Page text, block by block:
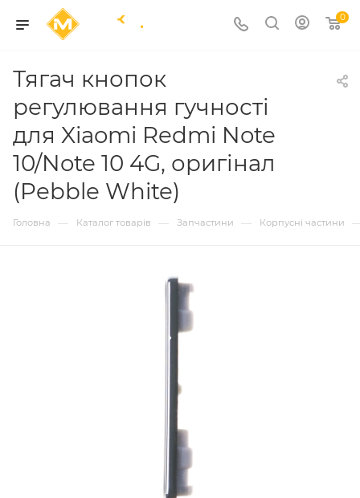
0
Тягач кнопок
регулювання гучності
для Xiaomi Redmi Note
10/Note 10 4G, оригінал
(Pebble White)
Головна — Каталог товарів — Запчастини — Корпусні частини